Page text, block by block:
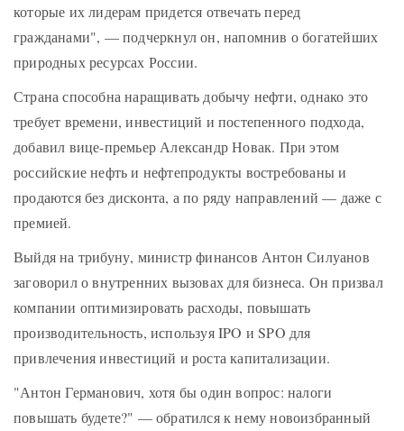
которые их лидерам придется отвечать перед
гражданами", — подчеркнул он, напомнив о богатейших
природных ресурсах России.
Страна способна наращивать добычу нефти, однако это
требует времени, инвестиций и постепенного подхода,
добавил вице-премьер Александр Новак. При этом
российские нефть и нефтепродукты востребованы и
продаются без дисконта, а по ряду направлений — даже с
премией.
Выйдя на трибуну, министр финансов Антон Силуанов
заговорил о внутренних вызовах для бизнеса. Он призвал
компании оптимизировать расходы, повышать
производительность, используя IPO и SPO для
привлечения инвестиций и роста капитализации.
"Антон Германович, хотя бы один вопрос: налоги
повышать будете?" — обратился к нему новоизбранный